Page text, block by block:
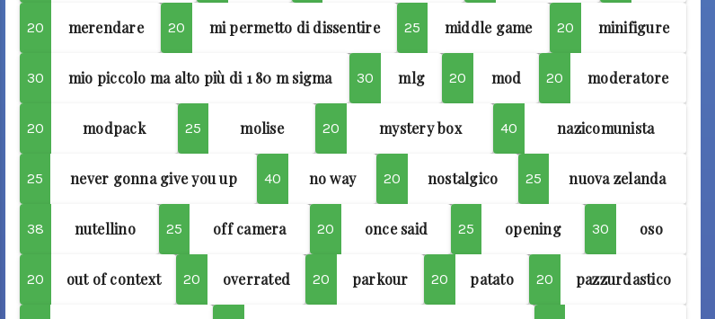
20 merendare 20 mi permetto di dissentire 25 middle game 20 minifigure
30 mio piccolo ma alto più di 1 80 m sigma 30 mlg 20 mod 20 moderatore
20 modpack 25 molise 20 mystery box 40 nazicomunista
25 never gonna give you up 40 no way 20 nostalgico 25 nuova zelanda
38 nutellino 25 off camera 20 once said 25 opening 30 oso
20 out of context 20 overrated 20 parkour 20 patato 20 pazzurdastico